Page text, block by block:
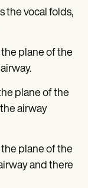
the vocal folds,
the plane of the
plane of the
airway
the plane of the
and there